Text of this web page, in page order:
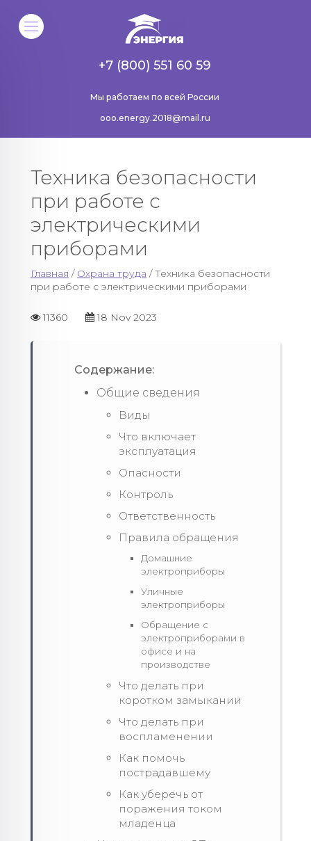
Мы работаем по всей России
+7 (800) 551 60 59
ooo.energy.2018@mail.ru
Техника безопасности
при работе с
электрическими
приборами
Главная / Охрана труда / Техника безопасности
при работе с электрическими приборами
11360 18 Nov 2023
Содержание:
Общие сведения
Виды
Что включает
эксплуатация
Опасности
Контроль
Ответственность
Правила обращения
Домашние
электроприборы
Уличные
электроприборы
Обращение с
электроприборами в
офисе и на
производстве
Что делать при
коротком замыкании
Что делать при
воспламенении
Как помочь
пострадавшему
Как уберечь от
поражения током
младенца